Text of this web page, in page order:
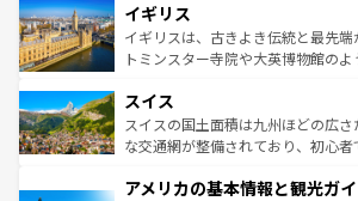
いる。シャンパンの発祥地であるラ
香り高いラベンダー畑など、多彩
らに、パリ以外の地域にも魅力が
れる地方に足を運ぶとそれぞれで全
きるだろう。 なお、新着のフラ
を参照してほしい。
顔を持つこの国は、どこを歩いても
ルリンの文化的活気、バイエルン
してライン川沿いのワイン畑とい
は、お酒好きな人にはぜひ体験してほしい。 な
ドイツ情報はコンテンツ一覧を参照
イギリス
イギリスは、古きよき伝統と最先
トミンスター寺院や大英博物館の
リアごとに異なる魅力がある。また
ティー、ビール好きにはたまらな
戦など、本場だからこそできる体
ンツ一覧を参照してほしい。
スイス
スイスの国土面積は九州ほどの広
な交通網が整備されており、初心
の建物がそのまま残る町や、スイス
アメリカの基本情報と観光ガ